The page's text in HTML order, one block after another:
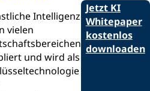
Intelligenz
vielen
und wird als
Jetzt KI
Whitepaper
kostenlos
downloaden